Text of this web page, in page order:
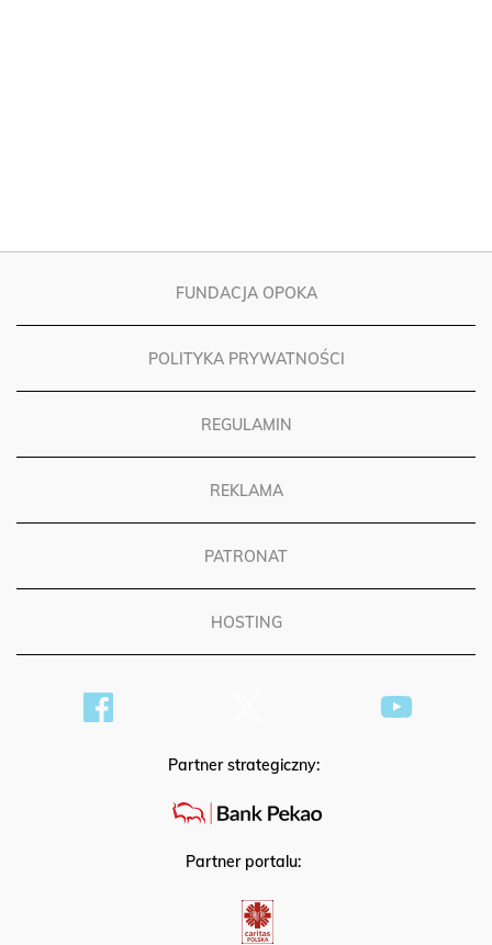
FUNDACJA OPOKA
POLITYKA PRYWATNOŚCI
REGULAMIN
REKLAMA
PATRONAT
HOSTING
Partner strategiczny:
Partner portalu: